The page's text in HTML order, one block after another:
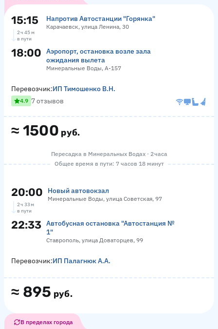
15:15 Напротив Автостанции "Горянка"
Карачаевск, улица Ленина, 30
2 ч 45 м
в пути
18:00
Аэропорт, остановка возле зала
ожидания вылета
Минеральные Воды, А-157
≈ 1500 руб.
Перевозчик:ИП Тимошенко В.Н.
4.9 7 отзывов
Пересадка в Минеральных Водах · 2 часа
Общее время в пути: 7 часов 18 минут
20:00 Новый автовокзал
Минеральные Воды, улица Советская, 97
2 ч 33 м
в пути
22:33 Автобусная остановка "Автостанция №
1"
Ставрополь, улица Доваторцев, 99
≈ 895 руб.
Перевозчик:ИП Палагнюк А.А.
В пределах города